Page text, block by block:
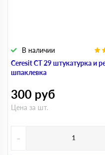
Ceresit CT 29 штукатурка и
шпаклевка
В наличии
300 руб
Цена за шт.
-